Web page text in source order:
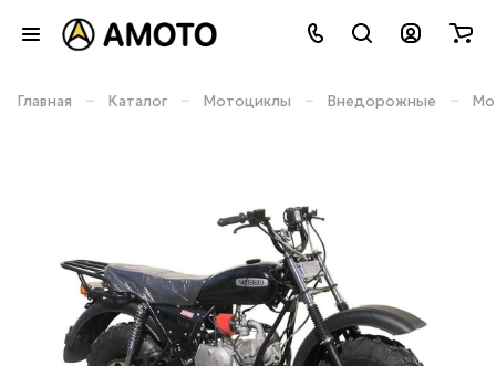
Главная – Каталог – Мотоциклы – Внедорожные –